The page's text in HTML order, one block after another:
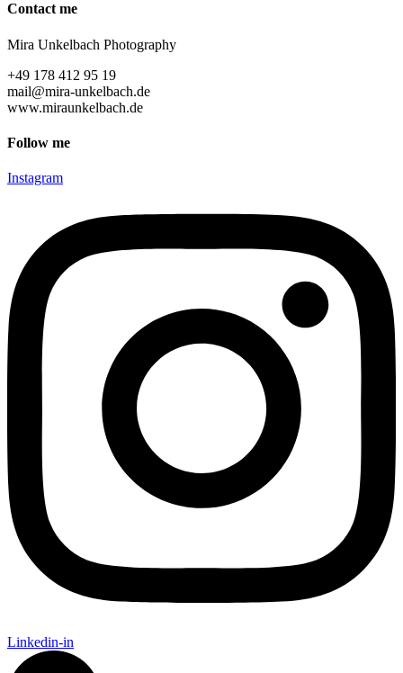
Cont­act me
Mira Unkel­bach Photography
+49 178 412 95 19
mail@mira-unkelbach.de
www.miraunkelbach.de
Fol­low me
Instagram
Linkedin-in